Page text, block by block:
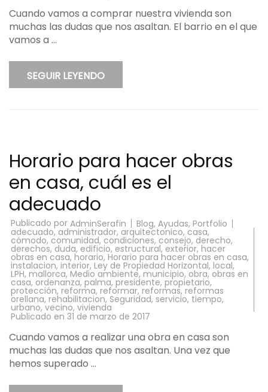
Cuando vamos a comprar nuestra vivienda son
muchas las dudas que nos asaltan. El barrio en el que
vamos a …
SEGUIR LEYENDO
Horario para hacer obras
en casa, cuál es el
adecuado
Publicado por AdminSerafin Blog, Ayudas, Portfolio
adecuado, administrador, arquitectonico, casa,
cómodo, comunidad, condiciones, consejo, derecho,
derechos, duda, edificio, estructural, exterior, hacer
obras en casa, horario, Horario para hacer obras en casa,
instalacion, interior, Ley de Propiedad Horizontal, local,
LPH, mallorca, Medio ambiente, municipio, obra, obras en
casa, ordenanza, palma, presidente, propietario,
protección, reforma, reformar, reformas, reformas
orellana, rehabilitacion, Seguridad, servicio, tiempo,
urbano, vecino, vivienda
Publicado en 31 de marzo de 2017
Cuando vamos a realizar una obra en casa son
muchas las dudas que nos asaltan. Una vez que
hemos superado …